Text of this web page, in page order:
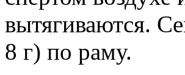
вытягиваются.
8 г) по раму.